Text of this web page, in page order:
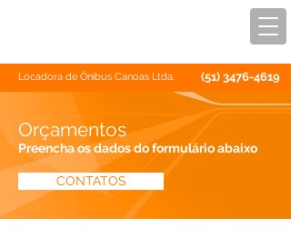
Locadora de Ônibus Canoas Ltda. (51) 3476-4619
Orçamentos
Preencha os dados do formulário abaixo
CONTATOS